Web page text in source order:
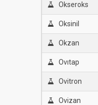
Okseroks
Oksinil
Okzan
Ovıtap
Ovitron
Ovizan